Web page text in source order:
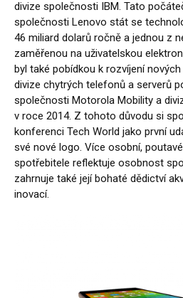
divize společnosti IBM. Tato
společnosti Lenovo stát se
46 miliard dolarů ročně a jednou z
zaměřenou na uživatelskou
byl také pobídkou k rozvíjení
divize chytrých telefonů a serverů
společnosti Motorola Mobility a
v roce 2014. Z tohoto důvodu si
konferenci Tech World jako první
své nové logo. Více osobní,
spotřebitele reflektuje osobnost
zahrnuje také její bohaté dědictví
inovací.